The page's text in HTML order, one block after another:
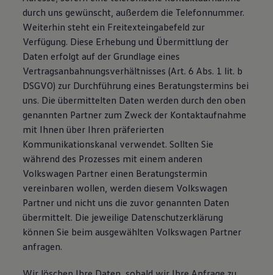
durch uns gewünscht, außerdem die Telefonnummer.
Weiterhin steht ein Freitexteingabefeld zur
Verfügung. Diese Erhebung und Übermittlung der
Daten erfolgt auf der Grundlage eines
Vertragsanbahnungsverhältnisses (Art. 6 Abs. 1 lit. b
DSGVO) zur Durchführung eines Beratungstermins bei
uns. Die übermittelten Daten werden durch den oben
genannten Partner zum Zweck der Kontaktaufnahme
mit Ihnen über Ihren präferierten
Kommunikationskanal verwendet. Sollten Sie
während des Prozesses mit einem anderen
Volkswagen Partner einen Beratungstermin
vereinbaren wollen, werden diesem Volkswagen
Partner und nicht uns die zuvor genannten Daten
übermittelt. Die jeweilige Datenschutzerklärung
können Sie beim ausgewählten Volkswagen Partner
anfragen.